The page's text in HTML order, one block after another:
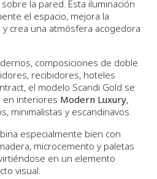
la pared. Esta iluminación
el espacio, mejora la
crea una atmósfera acogedora
composiciones de doble
recibidores, hoteles
el modelo Scandi Gold se
en interiores Modern Luxury,
minimalistas y escandinavos.
especialmente bien con
microcemento y paletas
en un elemento
visual.